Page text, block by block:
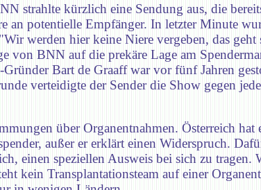
strahlte kürzlich eine Sendung aus, die
an potentielle Empfänger. In letzter Minute
werden hier keine Niere vergeben, das
von BNN auf die prekäre Lage am
Bart de Graaff war vor fünf Jahren
verteidigte der Sender die Show gegen
über Organentnahmen. Österreich
außer er erklärt einen Widerspruch.
einen speziellen Ausweis bei sich zu
kein Transplantationsteam auf einer